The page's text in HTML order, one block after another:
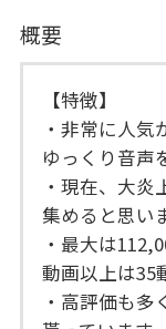
概要
【特徴】
・非常に人気
ゆっくり音声
・現在、大
集めると思い
・最大は
動画以上は35
・高評価も